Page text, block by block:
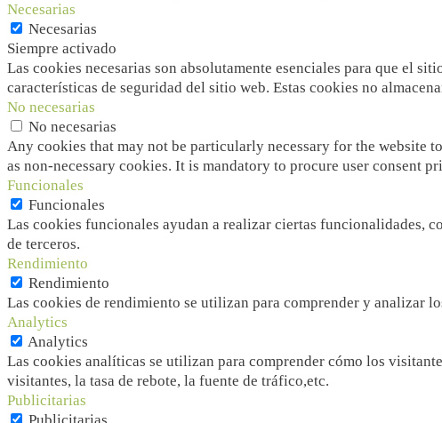
Necesarias
Necesarias
Siempre activado
Las cookies necesarias son absolutamente esenciales para que el
características de seguridad del sitio web. Estas cookies no
No necesarias
No necesarias
Any cookies that may not be particularly necessary for the website
as non-necessary cookies. It is mandatory to procure user consent
Funcionales
Funcionales
Las cookies funcionales ayudan a realizar ciertas funcionalidades,
de terceros.
Rendimiento
Rendimiento
Las cookies de rendimiento se utilizan para comprender y analizar
Analytics
Analytics
Las cookies analíticas se utilizan para comprender cómo los
visitantes, la tasa de rebote, la fuente de tráfico,etc.
Publicitarias